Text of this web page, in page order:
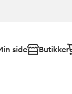
side Butikker